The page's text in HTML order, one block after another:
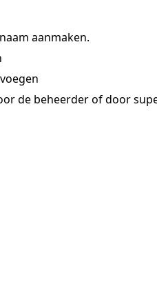
aanmaken.
de beheerder of door